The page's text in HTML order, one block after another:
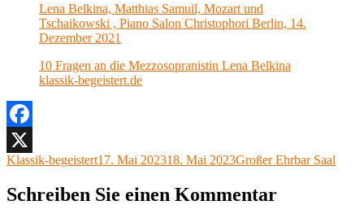
Lena Belkina, Matthias Samuil, Mozart und
Tschaikowski , Piano Salon Christophori Berlin, 14.
Dezember 2021
10 Fragen an die Mezzosopranistin Lena Belkina
klassik-begeistert.de
Facebook
X
Autor
Klassik-begeistertVeröffentlicht
17. Mai 202318. Mai 2023Kategorien
Großer Ehrbar Saal
Schreiben Sie einen Kommentar